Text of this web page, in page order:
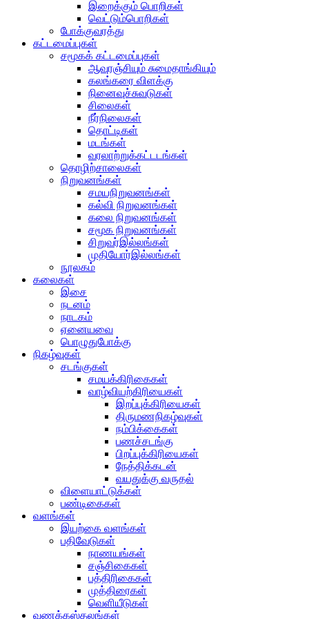
இறைக்கும் பொறிகள்
வெட்டும்பொறிகள்
போக்குவரத்து
கட்டமைப்புகள்
சமூகக் கட்டமைப்புகள்
ஆவுரஞ்சியும் சுமைதாங்கியும்
கலங்கரை விளக்கு
நினைவுச்சுவடுகள்
சிலைகள்
நீர்நிலைகள்
தொட்டிகள்
மடங்கள்
வரலாற்றுக்கட்டடங்கள்
தொழிற்சாலைகள்
நிறுவனங்கள்
சமயநிறுவனங்கள்
கல்வி நிறுவனங்கள்
கலை நிறுவனங்கள்
சமூக நிறுவனங்கள்
சிறுவர்இல்லங்கள்
முதியோர்இல்லங்கள்
நூலகம்
கலைகள்
இசை
நடனம்
நாடகம்
ஏனையவை
பொழுதுபோக்கு
நிகழ்வுகள்
சடங்குகள்
சமயக்கிரிகைகள்
வாழ்வியற்கிரியைகள்
இறப்புக்கிரியைகள்
திருமணநிகழ்வுகள்
நம்பிக்கைகள்
பணச்சடங்கு
பிறப்புக்கிரியைகள்
நேத்திக்கடன்
வயதுக்கு வருதல்
விளையாட்டுக்கள்
பண்டிகைகள்
வளங்கள்
இயற்கை வளங்கள்
பதிவேடுகள்
நாணயங்கள்
சஞ்சிகைகள்
பத்திரிகைகள்
முத்திரைகள்
வெளியீடுகள்
வணக்கஸ்தலங்கள்